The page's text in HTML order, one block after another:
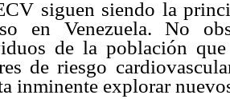
siguen siendo la
en Venezuela. No
de la población que
de riesgo
inminente explorar